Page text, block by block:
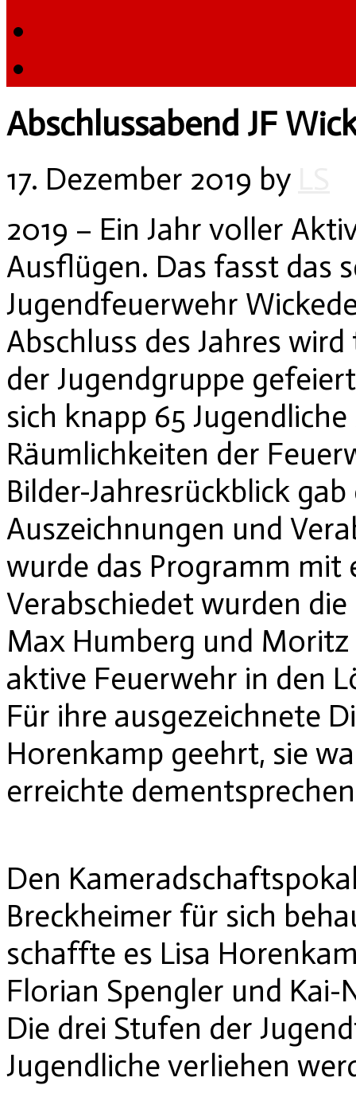
Abschlussabend JF
17. Dezember 2019 by
2019 – Ein Jahr voller
Ausflügen. Das fasst das
Jugendfeuerwehr
Abschluss des Jahres
der Jugendgruppe
sich knapp 65
Räumlichkeiten der
Bilder-Jahresrückblick
Auszeichnungen und
wurde das Programm
Verabschiedet wurden
Max Humberg und Moritz
aktive Feuerwehr in den
Für ihre ausgezeichnete
Horenkamp geehrt, sie
erreichte
Den
Breckheimer für sich
schaffte es Lisa
Florian Spengler und Kai-
Die drei Stufen der
Jugendliche verliehen